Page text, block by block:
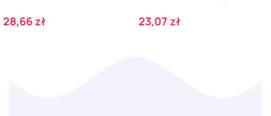
Cena
28,66 zł Cena
23,07 zł